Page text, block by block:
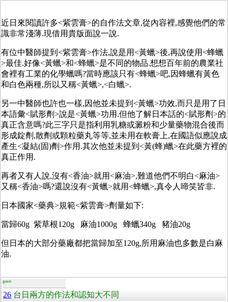
近日來閱讀許多<紫雲膏>的自作法文章,從內容裡,感覺他們的常
識非常淺薄.現借用貴版面說一說.
有位中醫師提到<紫雲膏>作法,說是用<黃蠟>後,再說使用<蜂蠟
>最佳.好像<黃蠟>和<蜂蠟>是不同的物品.想想百年前的農業社
會裡有工業的化學蠟嗎?當時應該只有<蜂蠟>吧,因蜂蠟有黃色
和白色兩種,所以又稱<黃蠟>,<白蠟>.
另一中醫師也許也一樣,因他並未提到<黃蠟>功效,而只是用了日
本語彙<賦形劑>說是<黃蠟>功用.但他了解日本話的<賦形劑>的
真正含意嗎?此三字只是指利用乳糖或澱粉和少量藥物混合後而
形成錠劑,散劑或顆粒藥丸等等,並未用在軟膏上,在國語似應說成
產生<凝結(固)劑>作用.其次他並未提到<黃(蜂)蠟>在此藥方裡的
真正作用.
再者又有人說,沒有<香油>就用<麻油>,難道他們不明白<麻油>
又稱<香油>嗎?還說沒有<黃蠟>就用<蜂蠟>,真令人啼笑皆非.
日本國家<藥典>規範<紫雲膏>劑量如下:
當歸60g 紫草根120g 麻油1000g 蜂蠟340g 豬油20g
但日本的大部分藥廠都把當歸加至120g,所用麻油也多數是白麻
油.
guest
26 台日兩方的作法和認知大不同